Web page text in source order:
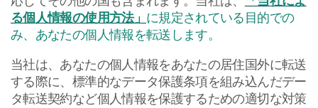
る個人情報の使用方法」 に規定されている目的での
み、あなたの個人情報を転送します。
当社は、あなたの個人情報をあなたの居住国外に転送
する際に、標準的なデータ保護条項を組み込んだデー
タ転送契約など個人情報を保護するための適切な対策